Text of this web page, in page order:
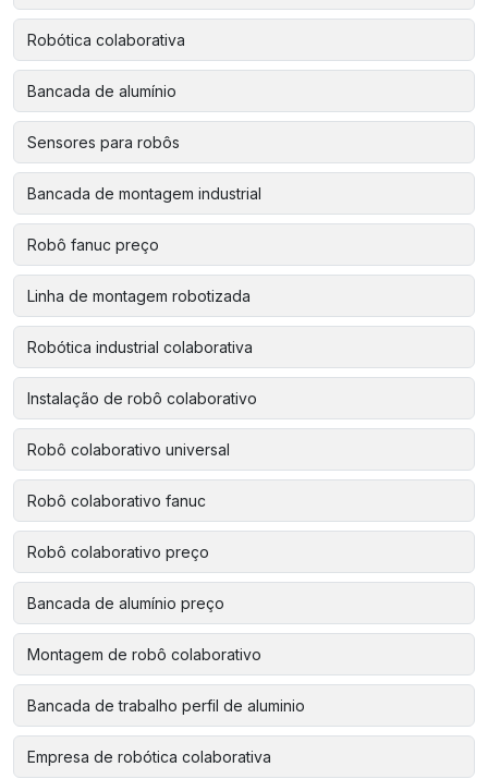
Robótica colaborativa
Bancada de alumínio
Sensores para robôs
Bancada de montagem industrial
Robô fanuc preço
Linha de montagem robotizada
Robótica industrial colaborativa
Instalação de robô colaborativo
Robô colaborativo universal
Robô colaborativo fanuc
Robô colaborativo preço
Bancada de alumínio preço
Montagem de robô colaborativo
Bancada de trabalho perfil de aluminio
Empresa de robótica colaborativa